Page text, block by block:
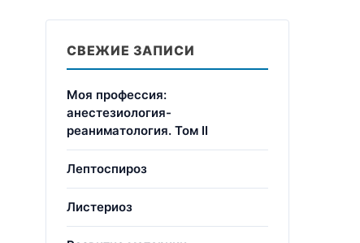
СВЕЖИЕ ЗАПИСИ
Моя профессия:
анестезиология-
реаниматология. Том II
Лептоспироз
Листериоз